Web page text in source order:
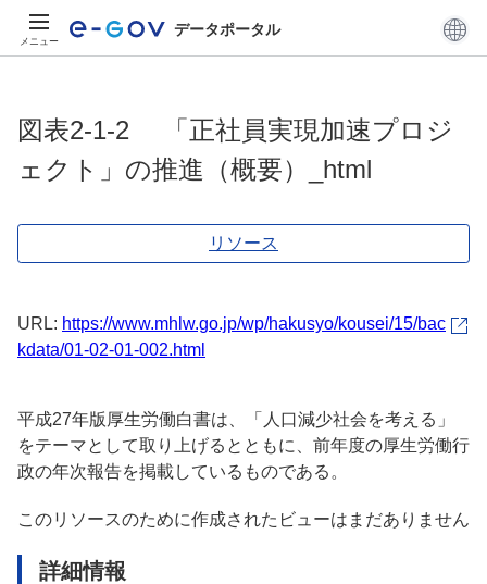
メニュー
データポータル
図表2-1-2 「正社員実現加速プロジ
ェクト」の推進（概要）_html
リソース
URL: https://www.mhlw.go.jp/wp/hakusyo/kousei/15/bac
kdata/01-02-01-002.html
平成27年版厚生労働白書は、「人口減少社会を考える」
をテーマとして取り上げるとともに、前年度の厚生労働行
政の年次報告を掲載しているものである。
このリソースのために作成されたビューはまだありません
詳細情報